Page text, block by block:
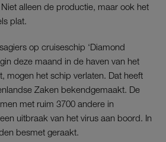
alleen de productie, maar ook het
plat.
op cruiseschip ‘Diamond
deze maand in de haven van het
mogen het schip verlaten. Dat heeft
Zaken bekendgemaakt. De
met ruim 3700 andere in
uitbraak van het virus aan boord. In
besmet geraakt.